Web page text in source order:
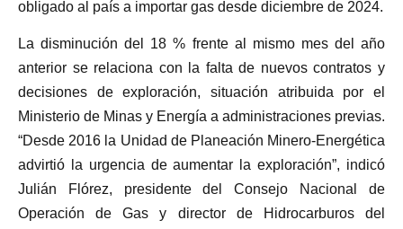
obligado al país a importar gas desde diciembre de 2024.
La disminución del 18 % frente al mismo mes del año
anterior se relaciona con la falta de nuevos contratos y
decisiones de exploración, situación atribuida por el
Ministerio de Minas y Energía a administraciones previas.
“Desde 2016 la Unidad de Planeación Minero-Energética
advirtió la urgencia de aumentar la exploración”, indicó
Julián Flórez, presidente del Consejo Nacional de
Operación de Gas y director de Hidrocarburos del